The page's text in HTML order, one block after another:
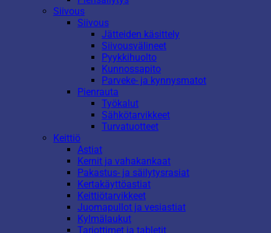
Siivous
Siivous
Jätteiden käsittely
Siivousvälineet
Pyykkihuolto
Kunnossapito
Parveke- ja kynnysmatot
Pienrauta
Työkalut
Sähkötarvikkeet
Turvatuotteet
Keittiö
Astiat
Kernit ja vahakankaat
Pakastus- ja säilytysrasiat
Kertakäyttöastiat
Keittiötarvikkeet
Juomapullot ja vesiastiat
Kylmälaukut
Tarjottimet ja tabletit